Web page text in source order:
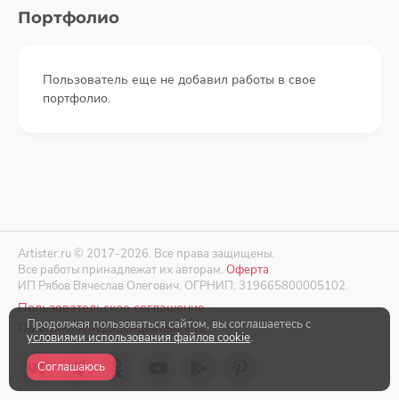
Портфолио
Пользователь еще не добавил работы в свое
портфолио.
Artister.ru © 2017-2026. Все права защищены.
Все работы принадлежат их авторам. Оферта.
ИП Рябов Вячеслав Олегович. ОГРНИП: 319665800005102.
Пользовательское соглашение
Политика конфиденциальности
Продолжая пользоваться сайтом, вы соглашаетесь с
условиями использования файлов cookie.
Соглашаюсь